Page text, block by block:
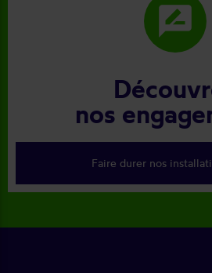
rate_review
nos
Faire durer nos